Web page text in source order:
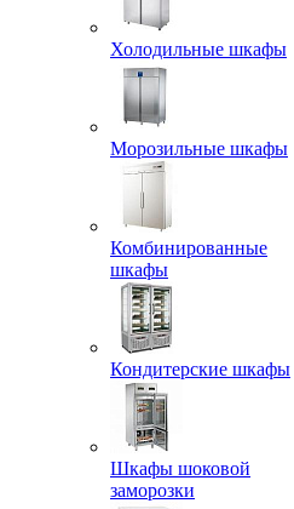
Холодильные шкафы
Морозильные шкафы
Комбинированные
шкафы
Кондитерские шкафы
Шкафы шоковой
заморозки